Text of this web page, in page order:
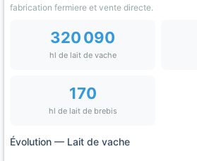
fabrication fermiere et vente directe.
320 090
hl de lait de vache
170
hl de lait de brebis
Évolution — Lait de vache